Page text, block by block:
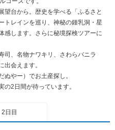
望台から。歴史を学べる「ふるさと
トレインを巡り、神秘の鍾乳洞・星
感します。さらに秘境探検ツアーに
司、名物ナワキリ、さわらバニラ
出会えます。
やー）でお土産探し。
の2日間が待っています。
2日目